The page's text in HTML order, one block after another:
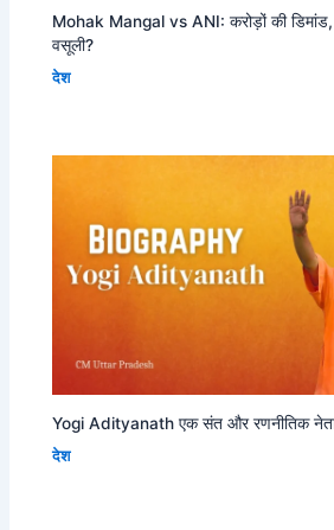
Mohak Mangal vs ANI: करोड़ों की डिमांड,
वसूली?
देश
Yogi Adityanath एक संत और रणनीतिक नेता
देश